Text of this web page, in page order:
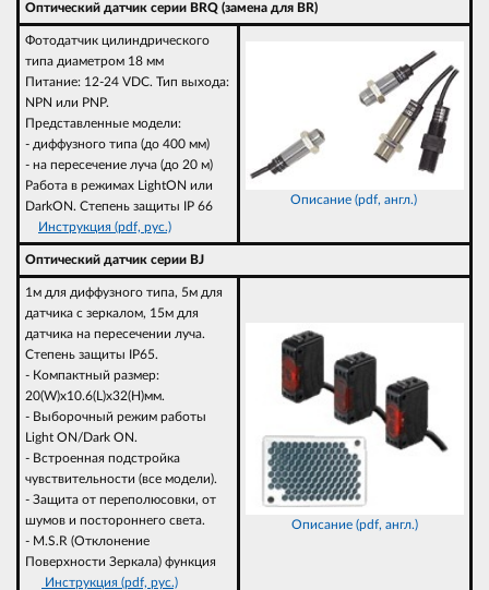
Оптический датчик серии BRQ (замена для BR)
Фотодатчик цилиндрического
типа диаметром 18 мм
Питание: 12-24 VDC. Тип выхода:
NPN или PNP.
Представленные модели:
- диффузного типа (до 400 мм)
- на пересечение луча (до 20 м)
Работа в режимах LightON или
DarkON. Степень защиты IP 66
Инструкция (pdf, рус.)
Описание (pdf, англ.)
Оптический датчик серии BJ
1м для диффузного типа, 5м для
датчика с зеркалом, 15м для
датчика на пересечении луча.
Степень защиты IP65.
- Компактный размер:
20(W)х10.6(L)х32(H)мм.
- Выборочный режим работы
Light ON/Dark ON.
- Встроенная подстройка
чувствительности (все модели).
- Защита от переполюсовки, от
шумов и постороннего света.
- M.S.R (Отклонение
Поверхности Зеркала) функция
Инструкция (pdf, рус.)
Описание (pdf, англ.)